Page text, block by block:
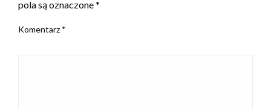
pola są oznaczone*
Komentarz *